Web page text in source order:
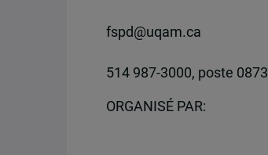
fspd@uqam.ca
514 987-3000, poste 0873
ORGANISÉ PAR: